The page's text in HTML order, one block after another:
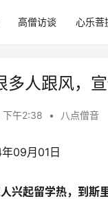
高僧访谈 心乐菩
多人跟风，
午2:38 • 八点僧音
09月01日
兴起留学热，到斯